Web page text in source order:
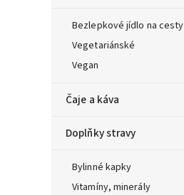
Bezlepkové jídlo na cesty
Vegetariánské
Vegan
Čaje a káva
Doplňky stravy
Bylinné kapky
Vitamíny, minerály